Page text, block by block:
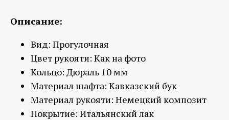
Описание:
Вид: Прогулочная
Цвет рукояти: Как на фото
Кольцо: Дюраль 10 мм
Материал шафта: Кавказский бук
Материал рукояти: Немецкий композит
Покрытие: Итальянский лак